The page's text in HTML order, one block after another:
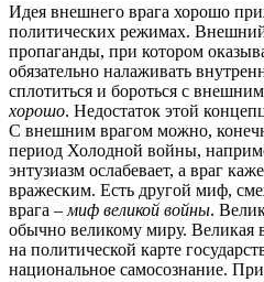
Идея внешнего врага хорошо
политических режимах.
пропаганды, при котором
обязательно налаживать
сплотиться и бороться с
хорошо. Недостаток этой
С внешним врагом можно,
период Холодной войны,
энтузиазм ослабевает, а враг
вражеским. Есть другой миф,
врага – миф великой войны.
обычно великому миру. Великая
на политической карте
национальное самосознание.